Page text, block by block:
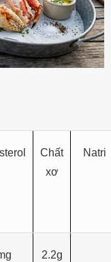
Chất
xơ
Natri
2.2g